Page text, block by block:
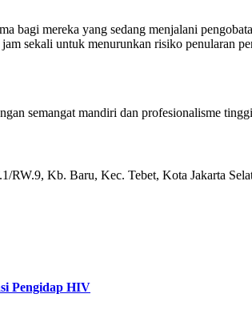
bagi mereka yang sedang menjalani
sekali untuk menurunkan risiko penularan
semangat mandiri dan profesionalisme
RW.9, Kb. Baru, Kec. Tebet, Kota Jakarta
Pengidap HIV